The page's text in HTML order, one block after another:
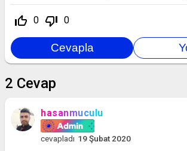
thumb_up_off_alt 0 thumb_down_off_alt 0
2 Cevap
hasanmuculu
cevapladı 19 Şubat 2020